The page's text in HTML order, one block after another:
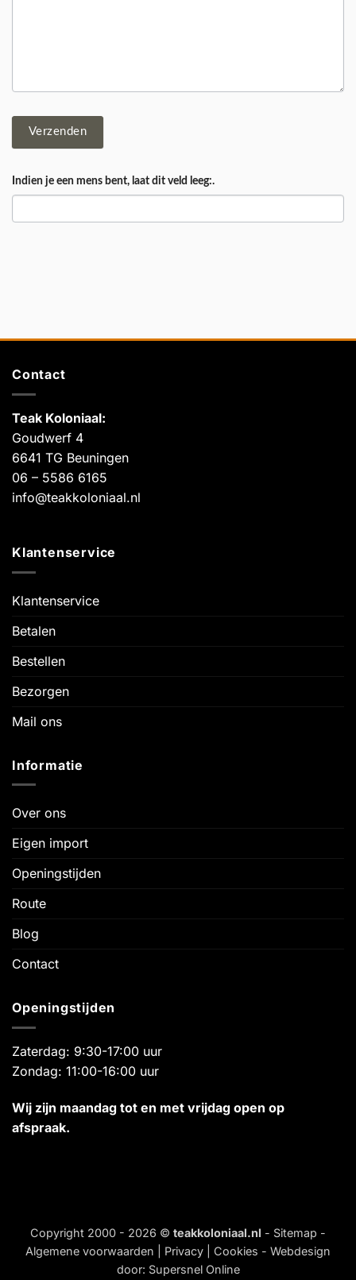
Verzenden
Indien je een mens bent, laat dit veld leeg:.
Contact
Teak Koloniaal:
Goudwerf 4
6641 TG Beuningen
06 – 5586 6165
info@teakkoloniaal.nl
Klantenservice
Klantenservice
Betalen
Bestellen
Bezorgen
Mail ons
Informatie
Over ons
Eigen import
Openingstijden
Route
Blog
Contact
Openingstijden
Zaterdag: 9:30-17:00 uur
Zondag: 11:00-16:00 uur
Wij zijn maandag tot en met vrijdag open op
afspraak.
Copyright 2000 - 2026 © teakkoloniaal.nl - Sitemap -
Algemene voorwaarden
Privacy Cookies - Webdesign
door: Supersnel Online